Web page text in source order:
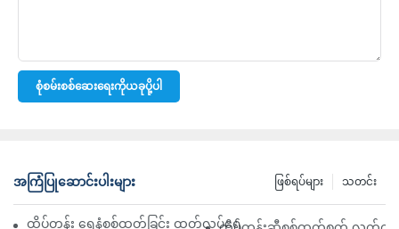
စုံစမ်းစစ်ဆေးရေးကိုယခုပို့ပါ
အကြံပြုဆောင်းပါးများ သတင်း
ဖြစ်ရပ်များ
ထိပ်တန်း ရေနံစစ်ထုတ်ခြင်း ထုတ်လုပ်ရေးကုမ္ပဏီများ- ပြည့်စုံသော ခ